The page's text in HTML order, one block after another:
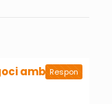
amb la IA
Respon